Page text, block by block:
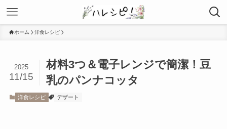
ホーム 洋食レシピ
材料3つ＆電子レンジで簡潔！豆
乳のパンナコッタ
2025
11/15
洋食レシピ デザート